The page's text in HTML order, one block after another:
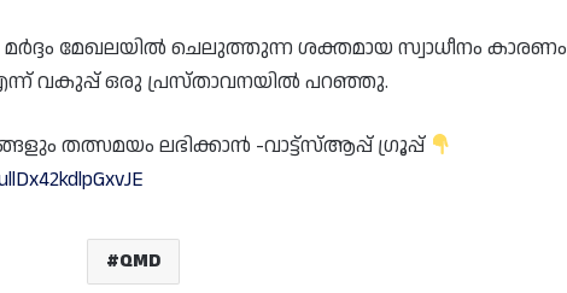
മേഖലയിൽ ചെലുത്തുന്ന ശക്തമായ സ്വാധീനം കാരണം
വകുപ്പ് ഒരു പ്രസ്താവനയിൽ പറഞ്ഞു.
തത്സമയം ലഭിക്കാൻ -വാട്ട്സ്ആപ്പ് ഗ്രൂപ്പ്
QMD